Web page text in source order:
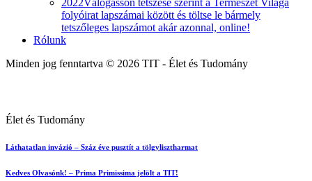
folyóirat lapszámai között és töltse le bármely
tetszőleges lapszámot akár azonnal, online!
Rólunk
Minden jog fenntartva © 2026 TIT - Élet és Tudomány
Élet és Tudomány
Láthatatlan invázió – Száz éve pusztít a tölgylisztharmat
Kedves Olvasónk! – Prima Primissima jelölt a TIT!